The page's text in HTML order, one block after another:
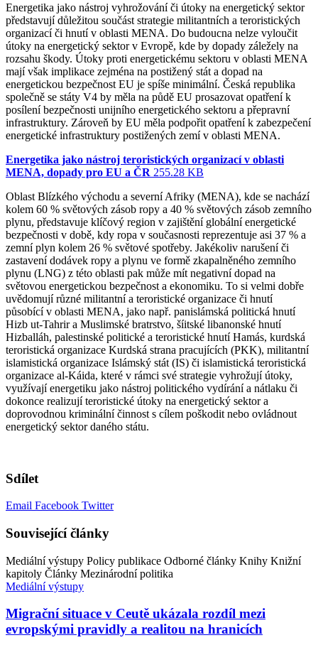
Energetika jako nástroj vyhrožování či útoky na energetický sektor
představují důležitou součást strategie militantních a teroristických
organizací či hnutí v oblasti MENA. Do budoucna nelze vyloučit
útoky na energetický sektor v Evropě, kde by dopady záležely na
rozsahu škody. Útoky proti energetickému sektoru v oblasti MENA
mají však implikace zejména na postižený stát a dopad na
energetickou bezpečnost EU je spíše minimální. Česká republika
společně se státy V4 by měla na půdě EU prosazovat opatření k
posílení bezpečnosti unijního energetického sektoru a přepravní
infrastruktury. Zároveň by EU měla podpořit opatření k zabezpečení
energetické infrastruktury postižených zemí v oblasti MENA.
Energetika jako nástroj teroristických organizací v oblasti
MENA, dopady pro EU a ČR 255.28 KB
Oblast Blízkého východu a severní Afriky (MENA), kde se nachází
kolem 60 % světových zásob ropy a 40 % světových zásob zemního
plynu, představuje klíčový region v zajištění globální energetické
bezpečnosti v době, kdy ropa v současnosti reprezentuje asi 37 % a
zemní plyn kolem 26 % světové spotřeby. Jakékoliv narušení či
zastavení dodávek ropy a plynu ve formě zkapalněného zemního
plynu (LNG) z této oblasti pak může mít negativní dopad na
světovou energetickou bezpečnost a ekonomiku. To si velmi dobře
uvědomují různé militantní a teroristické organizace či hnutí
působící v oblasti MENA, jako např. panislámská politická hnutí
Hizb ut-Tahrir a Muslimské bratrstvo, šíitské libanonské hnutí
Hizballáh, palestinské politické a teroristické hnutí Hamás, kurdská
teroristická organizace Kurdská strana pracujících (PKK), militantní
islamistická organizace Islámský stát (IS) či islamistická teroristická
organizace al-Káida, které v rámci své strategie vyhrožují útoky,
využívají energetiku jako nástroj politického vydírání a nátlaku či
dokonce realizují teroristické útoky na energetický sektor a
doprovodnou kriminální činnost s cílem poškodit nebo ovládnout
energetický sektor daného státu.
Sdílet
Email Facebook Twitter
Související články
Mediální výstupy Policy publikace Odborné články Knihy Knižní
kapitoly Články Mezinárodní politika
Mediální výstupy
Migrační situace v Ceutě ukázala rozdíl mezi
evropskými pravidly a realitou na hranicích